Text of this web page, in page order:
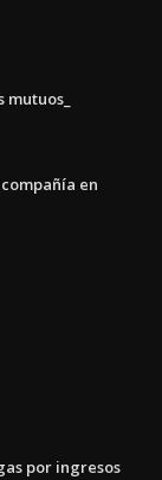
en
por ingresos